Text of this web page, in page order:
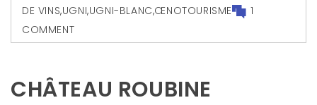
DE VINS,UGNI,UGNI-BLANC,ŒNOTOURISME
1
COMMENT
CHÂTEAU ROUBINE